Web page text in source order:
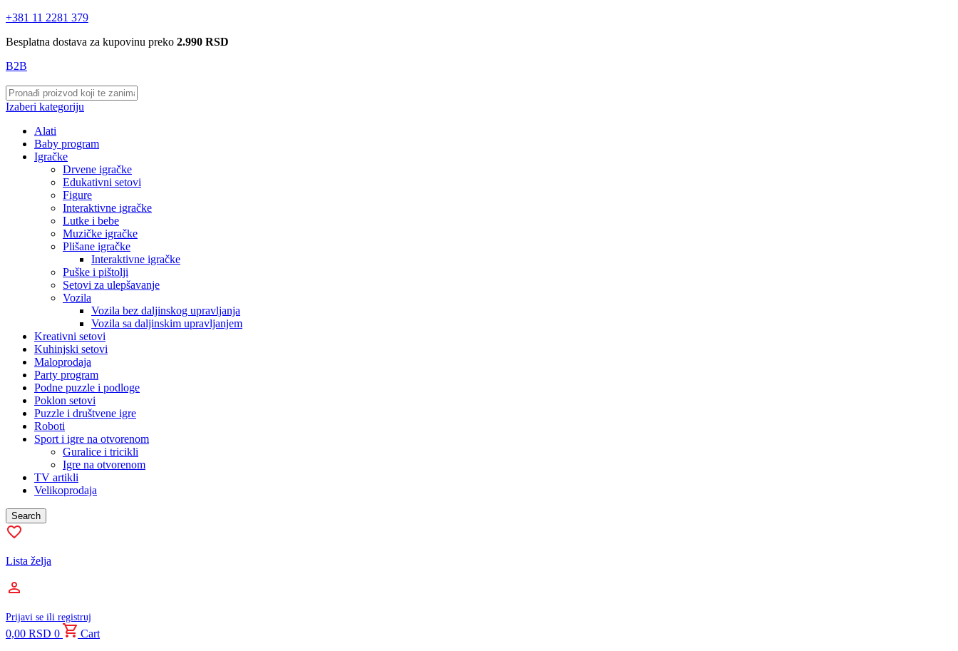
+381 11 2281 379
Besplatna dostava za kupovinu preko 2.990 RSD
B2B
Izaberi kategoriju
Alati
Baby program
Igračke
Drvene igračke
Edukativni setovi
Figure
Interaktivne igračke
Lutke i bebe
Muzičke igračke
Plišane igračke
Interaktivne igračke
Puške i pištolji
Setovi za ulepšavanje
Vozila
Vozila bez daljinskog upravljanja
Vozila sa daljinskim upravljanjem
Kreativni setovi
Kuhinjski setovi
Maloprodaja
Party program
Podne puzzle i podloge
Poklon setovi
Puzzle i društvene igre
Roboti
Sport i igre na otvorenom
Guralice i tricikli
Igre na otvorenom
TV artikli
Velikoprodaja
Search
Lista želja
Prijavi se ili registruj
0,00 RSD 0
Cart